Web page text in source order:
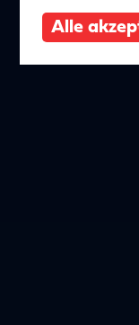
Alle